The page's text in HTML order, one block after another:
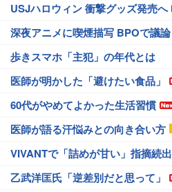
USJハロウィン 衝撃グッズ発売へ
深夜アニメに喫煙描写 BPOで議論
歩きスマホ「主犯」の年代とは
医師が明かした「避けたい食品」
60代がやめてよかった生活習慣
医師が語る汗悩みとの向き合い方
VIVANTで「詰めが甘い」指摘続出
乙武洋匡氏「逆差別だと思って」